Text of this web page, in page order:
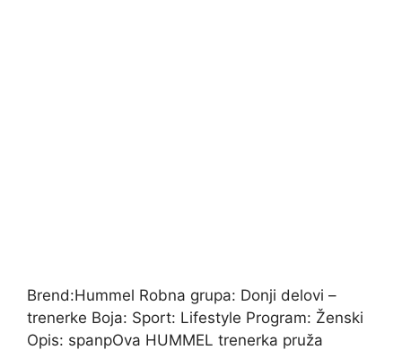
Brend:Hummel Robna grupa: Donji delovi –
trenerke Boja: Sport: Lifestyle Program: Ženski
Opis: spanpOva HUMMEL trenerka pruža